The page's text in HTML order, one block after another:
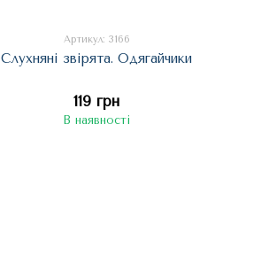
Артикул: 3166
Слухняні звірята. Одягайчики
119 грн
В наявності